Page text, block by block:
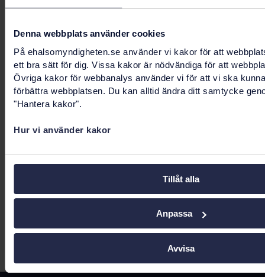
Denna webbplats använder cookies
På ehalsomyndigheten.se använder vi kakor för att
ett bra sätt för dig. Vissa kakor är nödvändiga för att
Övriga kakor för webbanalys använder vi för att vi ska
förbättra webbplatsen. Du kan alltid ändra ditt samtycke
"Hantera kakor".
Hur vi använder kakor
Tillåt alla
Anpassa
Avvisa
för vård och omsorg
Statistikmyndigheten SCB
Ann Lindberg, generaldirektör,
Läkemedelsverket
Manne Andersson, E-hälsomyndigheten
Evelina Björkegren, Socialstyrelsen
Nima Jokilaakso, Läkemedelsverket
Fredrik Lennartsson, IVO
Senast uppdaterad: